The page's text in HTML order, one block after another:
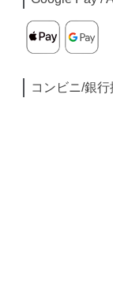
コンビニ/銀行